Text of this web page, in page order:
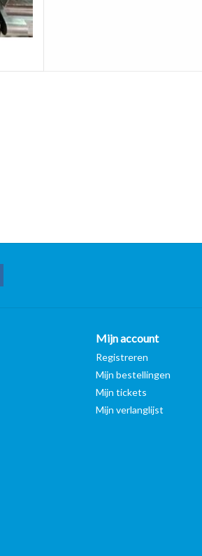
Mijn account
Registreren
Mijn bestellingen
Mijn tickets
Mijn verlanglijst